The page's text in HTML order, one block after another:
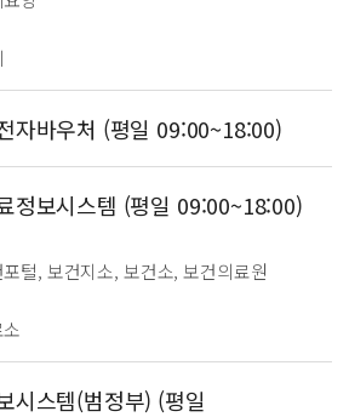
자바우처 (평일 09:00~18:00)
정보시스템 (평일 09:00~18:00)
털, 보건지소, 보건소, 보건의료원
시스템(범정부) (평일